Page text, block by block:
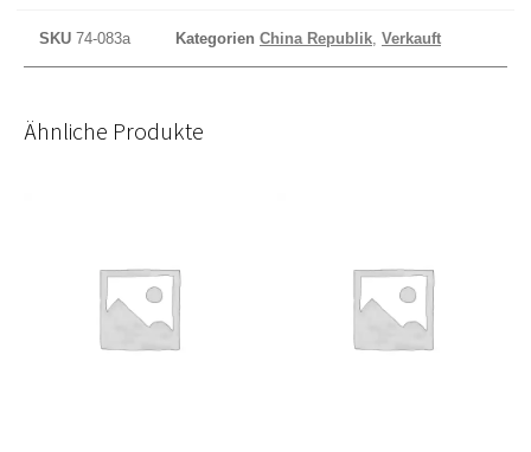
SKU 74-083a Kategorien China Republik, Verkauft
Ähnliche Produkte